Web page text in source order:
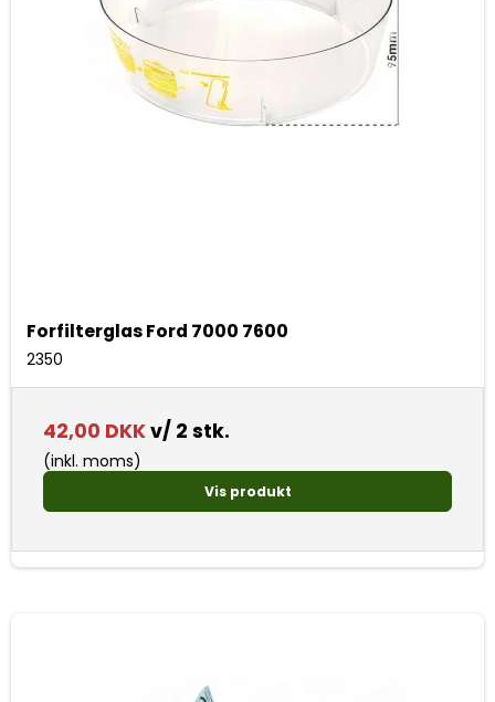
Forfilterglas Ford 7000 7600
2350
42,00 DKKv/ 2 stk.
(inkl. moms)
Vis produkt